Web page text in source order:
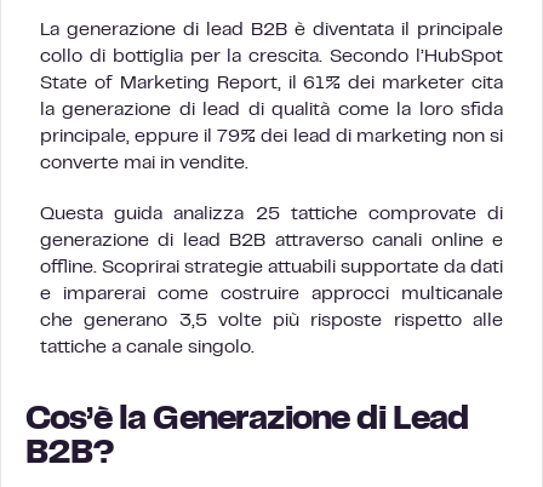
La generazione di lead B2B è diventata il principale
collo di bottiglia per la crescita. Secondo l’HubSpot
State of Marketing Report, il 61% dei marketer cita
la generazione di lead di qualità come la loro sfida
principale, eppure il 79% dei lead di marketing non si
converte mai in vendite.
Questa guida analizza 25 tattiche comprovate di
generazione di lead B2B attraverso canali online e
offline. Scoprirai strategie attuabili supportate da dati
e imparerai come costruire approcci multicanale
che generano 3,5 volte più risposte rispetto alle
tattiche a canale singolo.
Cos’è la Generazione di Lead
B2B?